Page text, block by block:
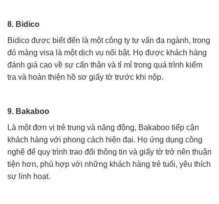
8. Bidico
Bidico được biết đến là một công ty tư vấn đa ngành, trong
đó mảng visa là một dịch vụ nổi bật. Họ được khách hàng
đánh giá cao về sự cẩn thận và tỉ mỉ trong quá trình kiểm
tra và hoàn thiện hồ sơ giấy tờ trước khi nộp.
9. Bakaboo
Là một đơn vị trẻ trung và năng động, Bakaboo tiếp cận
khách hàng với phong cách hiện đại. Họ ứng dụng công
nghệ để quy trình trao đổi thông tin và giấy tờ trở nên thuận
tiện hơn, phù hợp với những khách hàng trẻ tuổi, yêu thích
sự linh hoạt.